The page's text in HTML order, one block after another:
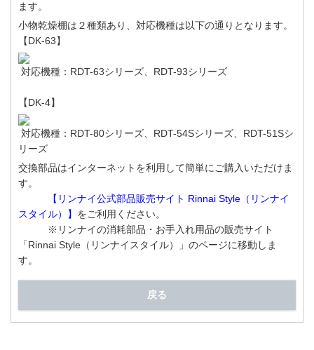
ます。
小物乾燥棚は２種類あり、対応機種は以下の通りとなります。
【DK-63】
対応機種：RDT-63シリーズ、RDT-93シリーズ
【DK-4】
対応機種：RDT-80シリーズ、RDT-54Sシリーズ、RDT-51Sシ
リーズ
交換部品はインターネットを利用して簡単にご購入いただけま
す。
【リンナイ公式部品販売サイト Rinnai Style（リンナイ
スタイル）】 をご利用ください。
※リンナイの消耗部品・お手入れ用品の販売サイト
「Rinnai Style（リンナイスタイル）」のページに移動しま
す。
戻る